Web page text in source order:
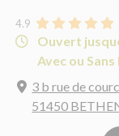
4.9
Ouvert
Avec ou Sans
3 b rue de
51450